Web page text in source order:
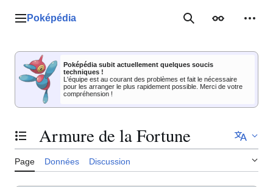
Menu principal
Poképédia RechercherApparence
Poképédia subit actuellement quelques soucis
techniques !
L'équipe est au courant des problèmes et fait le nécessaire
pour les arranger le plus rapidement possible. Merci de votre
compréhension !
Basculer la table des matières
Armure de la Fortune
Page Données Discussion